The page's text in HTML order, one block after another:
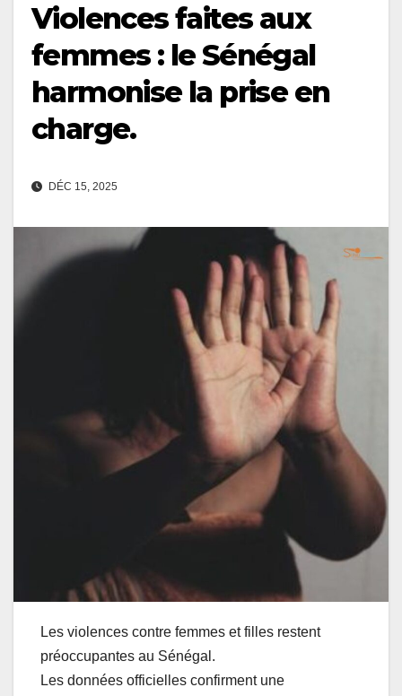
Violences faites aux
femmes : le Sénégal
harmonise la prise en
charge.
DÉC 15, 2025
Les violences contre femmes et filles restent
préoccupantes au Sénégal.
Les données officielles confirment une